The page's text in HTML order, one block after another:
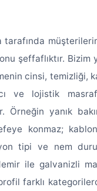
tarafında
şeffaflıktır. Bizim
cinsi, temizliği,
ve lojistik
Örneğin yanık
konmaz;
tipi ve nem
ile galvanizli
farklı